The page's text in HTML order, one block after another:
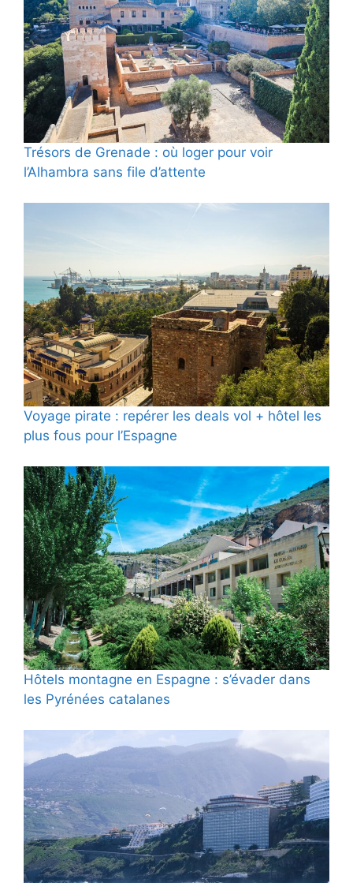
Trésors de Grenade : où loger pour voir
l’Alhambra sans file d’attente
Voyage pirate : repérer les deals vol + hôtel les
plus fous pour l’Espagne
Hôtels montagne en Espagne : s’évader dans
les Pyrénées catalanes